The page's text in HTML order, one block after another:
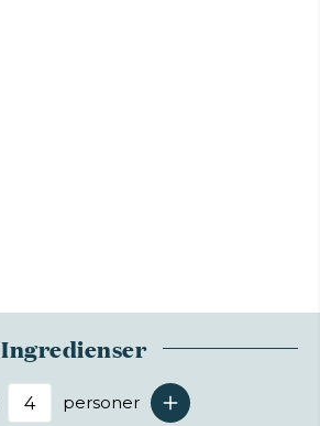
Ingredienser
Antal serveringer
personer